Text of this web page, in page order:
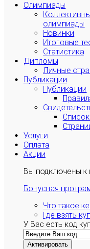
Олимпиады
олимпиады
Новинки
Итоговые
Статистика
Дипломы
Личные
Публикации
Публикации
Услуги
Оплата
Акции
Вы подключены к
Бонусная
Что такое
Где взять
У Вас есть код
Активировать